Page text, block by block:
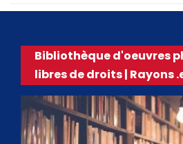
Bibliothèque d'oeuvres
libres de droits | Rayons